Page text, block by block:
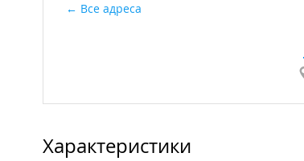
Все адреса
Характеристики